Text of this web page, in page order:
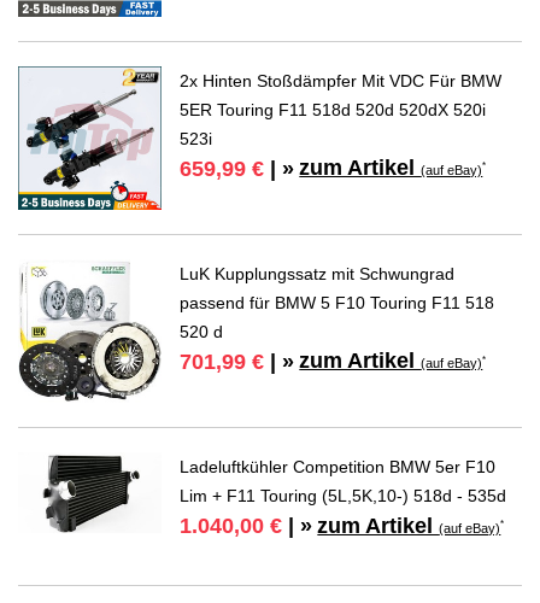
2x Hinten Stoßdämpfer Mit VDC Für BMW
5ER Touring F11 518d 520d 520dX 520i
523i
659,99 € | » zum Artikel(auf eBay)*
LuK Kupplungssatz mit Schwungrad
passend für BMW 5 F10 Touring F11 518
520 d
701,99 € | » zum Artikel(auf eBay)*
Ladeluftkühler Competition BMW 5er F10
Lim + F11 Touring (5L,5K,10-) 518d - 535d
1.040,00 € | » zum Artikel(auf eBay)*